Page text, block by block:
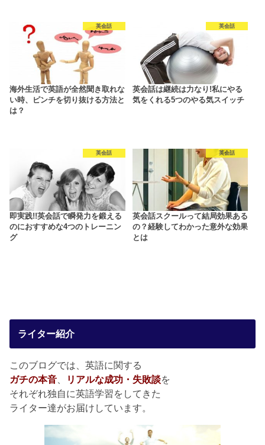
英会話
海外生活で英語が全然聞き取れな
い時、ピンチを切り抜ける方法と
は？
英会話
英会話は継続は力なり!私にやる
気をくれる5つのやる気スイッチ
英会話
即実践!!英会話で瞬発力を鍛える
のにおすすめな4つのトレーニン
グ
英会話
英会話スクールって結局効果ある
の？経験してわかった意外な効果
とは
ライター紹介
このブログでは、英語に関する
ガチの本音
リアルな成功・失敗談を
それぞれ独自に英語学習をしてきた
ライター達がお届けしています。